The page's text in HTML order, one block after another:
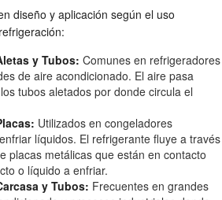
diseño y aplicación según el uso
y Tubos: Comunes en refrigeradores
de aire acondicionado. El aire pasa
tubos aletados por donde circula el
Utilizados en congeladores
líquidos. El refrigerante fluye a través
placas metálicas que están en contacto
o líquido a enfriar.
y Tubos: Frecuentes en grandes